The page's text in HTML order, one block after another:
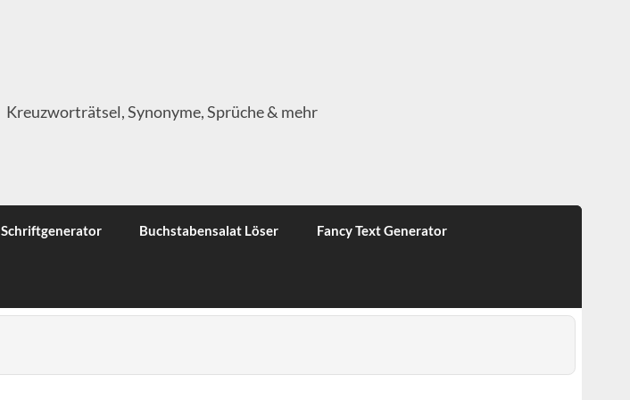
Kreuzworträtsel, Synonyme, Sprüche & mehr
Schriftgenerator Buchstabensalat Löser Fancy Text Generator